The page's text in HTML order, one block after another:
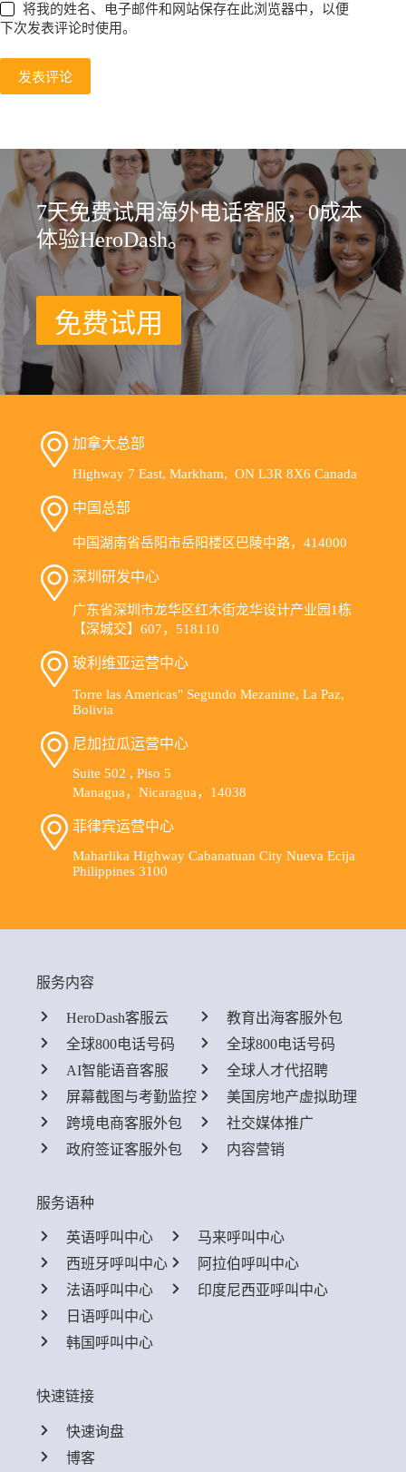
将我的姓名、电子邮件和网站保存在此浏览器中，以便
下次发表评论时使用。
发表评论
7天免费试用海外电话客服，0成本
体验HeroDash。
免费试用
加拿大总部
Highway 7 East, Markham, ON L3R 8X6 Canada
中国总部
中国湖南省岳阳市岳阳楼区巴陵中路，414000
深圳研发中心
广东省深圳市龙华区红木街龙华设计产业园1栋
【深城交】607，518110
玻利维亚运营中心
Torre las Americas" Segundo Mezanine, La Paz,
Bolivia
尼加拉瓜运营中心
Suite 502 , Piso 5
Managua，Nicaragua，14038
菲律宾运营中心
Maharlika Highway Cabanatuan City Nueva Ecija
Philippines 3100
服务内容
HeroDash客服云
全球800电话号码
AI智能语音客服
屏幕截图与考勤监控
跨境电商客服外包
政府签证客服外包
教育出海客服外包
全球800电话号码
全球人才代招聘
美国房地产虚拟助理
社交媒体推广
内容营销
服务语种
英语呼叫中心
西班牙呼叫中心
法语呼叫中心
日语呼叫中心
韩国呼叫中心
马来呼叫中心
阿拉伯呼叫中心
印度尼西亚呼叫中心
快速链接
快速询盘
博客